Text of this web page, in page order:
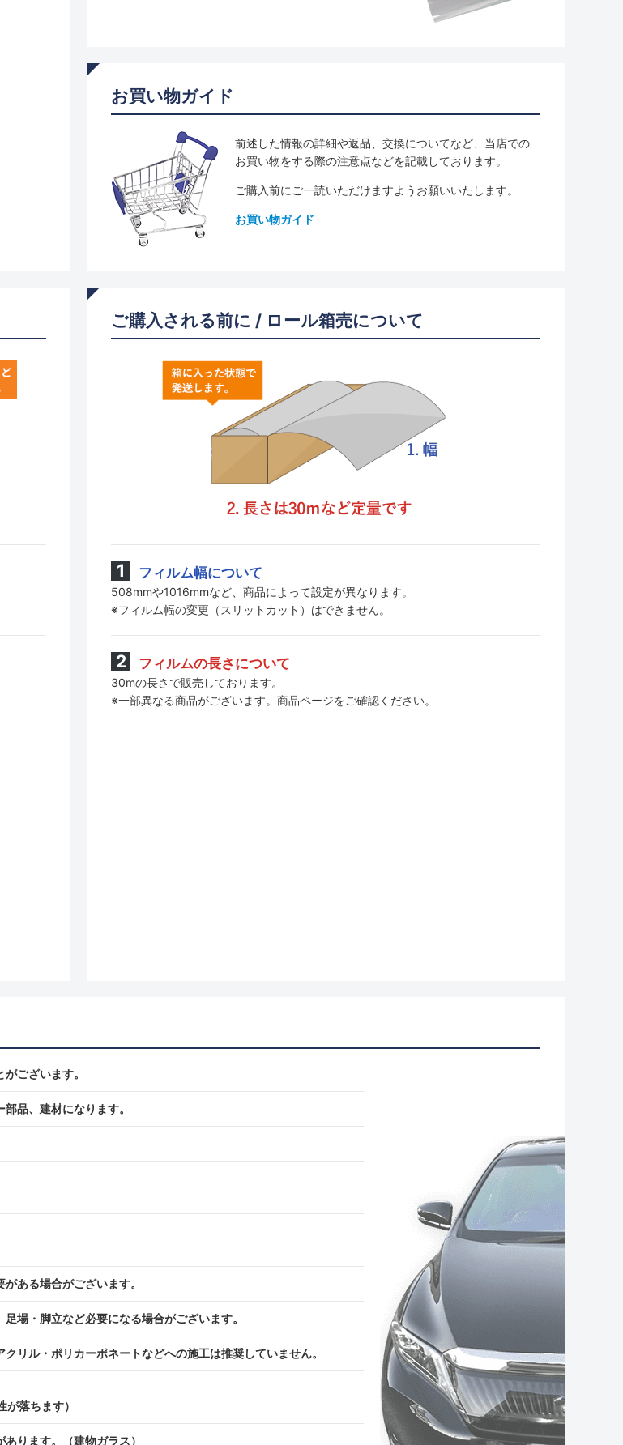
お買い物ガイド
前述した情報の詳細や返品、交換についてなど、当店での
お買い物をする際の注意点などを記載しております。
ご購入前にご一読いただけますようお願いいたします。
お買い物ガイド
ご購入される前に / ロール箱売について
フィルム幅について
508mmや1016mmなど、商品によって設定が異なります。
※フィルム幅の変更（スリットカット）はできません。
フィルムの長さについて
30mの長さで販売しております。
※一部異なる商品がございます。商品ページをご確認ください。
ございます。
品、建材になります。
ある場合がございます。
場・脚立など必要になる場合がございます。
リル・ポリカーポネートなどへの施工は推奨していません。
落ちます）
ります。（建物ガラス）